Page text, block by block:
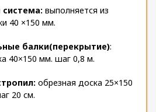
система: выполняется из
40 ×150 мм.
балки(перекрытие):
40×150 мм. шаг 0,8 м.
обрезная доска 25×150
20 см.